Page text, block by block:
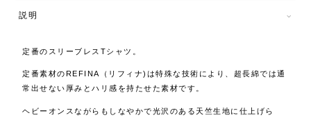
説明
定番のスリーブレスTシャツ。
定番素材のREFINA（リフィナ)は特殊な技術により、超長綿では通
常出せない厚みとハリ感を持たせた素材です。
ヘビーオンスながらもしなやかで光沢のある天竺生地に仕上げら